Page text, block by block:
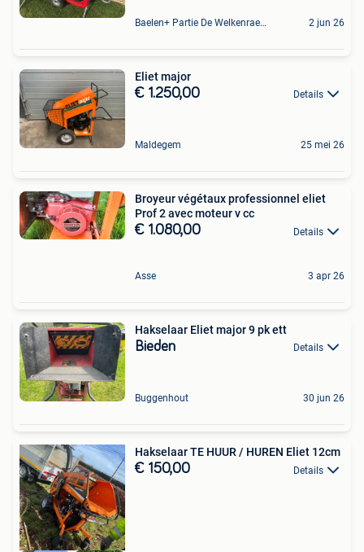
Baelen+ Partie De Welkenraedt 2 jun 26
Eliet major
€ 1.250,00 Details
Maldegem 25 mei 26
Broyeur végétaux professionnel eliet
Prof 2 avec moteur v cc
€ 1.080,00 Details
Asse 3 apr 26
Hakselaar Eliet major 9 pk ett
Bieden Details
Buggenhout 30 jun 26
Hakselaar TE HUUR / HUREN Eliet 12cm
€ 150,00 Details